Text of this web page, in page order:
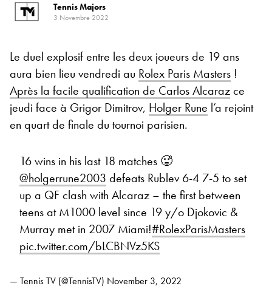
Tennis Majors
3 Novembre 2022
Le duel explosif entre les deux joueurs de 19 ans
aura bien lieu vendredi au Rolex Paris Masters !
Après la facile qualification de Carlos Alcarazce
jeudi face à Grigor Dimitrov, Holger Rune l’a rejoint
en quart de finale du tournoi parisien.
16 wins in his last 18 matches 🥵
@holgerrune2003 defeats Rublev 6-4 7-5 to set
up a QF clash with Alcaraz – the first between
teens at M1000 level since 19 y/o Djokovic &
Murray met in 2007 Miami!#RolexParisMasters
pic.twitter.com/bLCBNVz5KS
— Tennis TV (@TennisTV) November 3, 2022